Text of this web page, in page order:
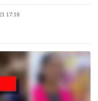
17:18